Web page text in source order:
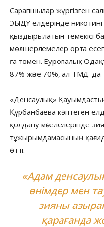
Сарапшылар жүргізген
ЭЫДҰ елдерінде
қыздырылатын темекісі
мөлшерлемелер орта
ға төмен. Еуропалық
87% және 70%, ал ТМД-да
«Денсаулық»
Құрбанбаева көптеген
қолдану мәселелерінде
тұжырымдамасының
өтті.
«Адам
өнімдер мен
зияны
қарағанда